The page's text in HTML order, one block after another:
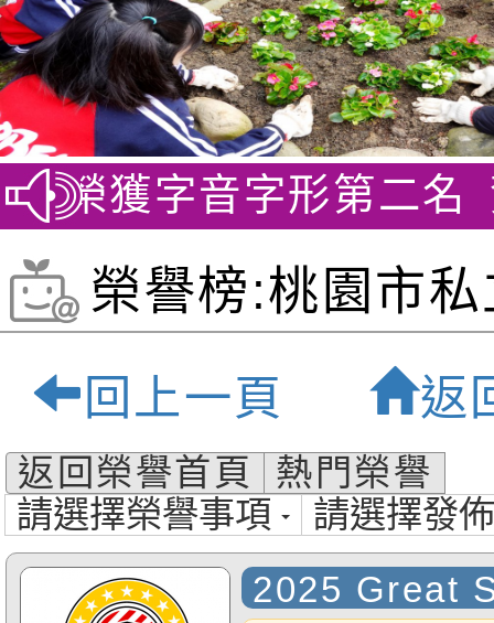
字音字形第二名 賀~
榮譽榜:桃園市
貝爾雙語小學-
質雙語小學
回上一頁 返
返回榮譽首頁
熱門榮譽
請選擇榮譽事項
請選擇發
2025 Great